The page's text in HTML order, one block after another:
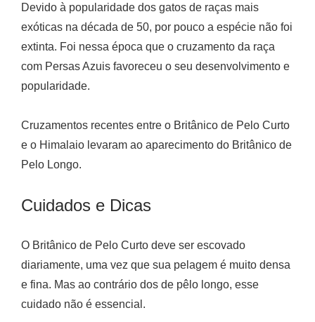
Devido à popularidade dos gatos de raças mais
exóticas na década de 50, por pouco a espécie não foi
extinta. Foi nessa época que o cruzamento da raça
com Persas Azuis favoreceu o seu desenvolvimento e
popularidade.
Cruzamentos recentes entre o Britânico de Pelo Curto
e o Himalaio levaram ao aparecimento do Britânico de
Pelo Longo.
Cuidados e Dicas
O Britânico de Pelo Curto deve ser escovado
diariamente, uma vez que sua pelagem é muito densa
e fina. Mas ao contrário dos de pêlo longo, esse
cuidado não é essencial.